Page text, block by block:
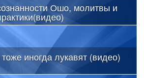
Ошо, молитвы и
иногда лукавят (видео)